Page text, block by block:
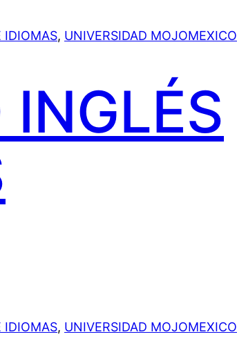
IDIOMAS, UNIVERSIDAD MOJOMEXICO
IDIOMAS, UNIVERSIDAD MOJOMEXICO